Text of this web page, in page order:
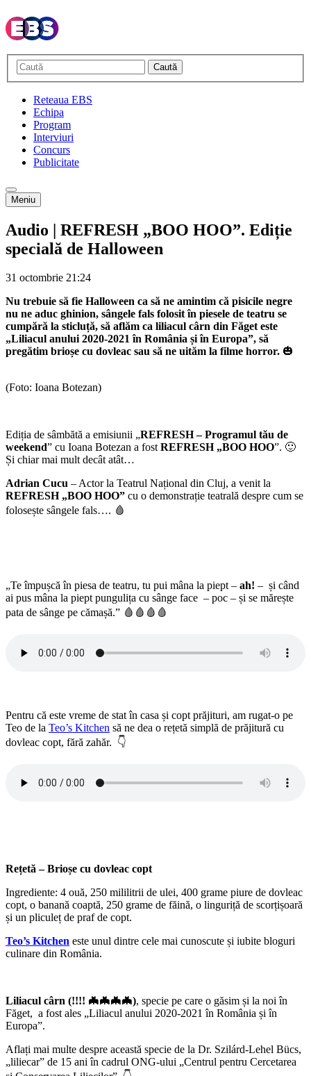
Caută
Reteaua EBS
Echipa
Program
Interviuri
Concurs
Publicitate
Meniu
Audio | REFRESH „BOO HOO”. Ediție
specială de Halloween
31 octombrie 21:24
Nu trebuie să fie Halloween ca să ne amintim că pisicile negre
nu ne aduc ghinion, sângele fals folosit în piesele de teatru se
cumpără la sticluță, să aflăm ca liliacul cârn din Făget este
„Liliacul anului 2020-2021 în România și în Europa”, să
pregătim brioșe cu dovleac sau să ne uităm la filme horror. 🎃
(Foto: Ioana Botezan)
Ediția de sâmbătă a emisiunii „REFRESH – Programul tău de
weekend” cu Ioana Botezan a fostREFRESH „BOO HOO”. 🙂
Și chiar mai mult decât atât…
Adrian Cucu – Actor la Teatrul Național din Cluj, a venit la
REFRESH „BOO HOO” cu o demonstrație teatrală despre cum se
folosește sângele fals…. 🩸
„Te împușcă în piesa de teatru, tu pui mâna la piept – ah! – și când
ai pus mâna la piept pungulița cu sânge face – poc – și se mărește
pata de sânge pe cămașă.” 🩸🩸🩸🩸
Pentru că este vreme de stat în casa și copt prăjituri, am rugat-o pe
Teo de la Teo’s Kitchen să ne dea o rețetă simplă de prăjitură cu
dovleac copt, fără zahăr. 👇
Rețetă – Brioșe cu dovleac copt
Ingrediente: 4 ouă, 250 mililitrii de ulei, 400 grame piure de dovleac
copt, o banană coaptă, 250 grame de făină, o linguriță de scorțișoară
și un pliculeț de praf de copt.
Teo’s Kitchen este unul dintre cele mai cunoscute și iubite bloguri
culinare din România.
Liliacul cârn (!!!! 🦇🦇🦇🦇), specie pe care o găsim și la noi în
Făget, a fost ales „Liliacul anului 2020-2021 în România și în
Europa”.
Aflați mai multe despre această specie de la Dr. Szilárd-Lehel Bücs,
„liliecar” de 15 ani în cadrul ONG-ului „Centrul pentru Cercetarea